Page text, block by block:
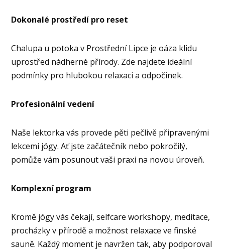
Dokonalé prostředí pro reset
Chalupa u potoka v Prostřední Lipce je oáza klidu
uprostřed nádherné přírody. Zde najdete ideální
podmínky pro hlubokou relaxaci a odpočinek.
Profesionální vedení
Naše lektorka vás provede pěti pečlivě připravenými
lekcemi jógy. Ať jste začátečník nebo pokročilý,
pomůže vám posunout vaši praxi na novou úroveň.
Komplexní program
Kromě jógy vás čekají, selfcare workshopy, meditace,
procházky v přírodě a možnost relaxace ve finské
sauně. Každý moment je navržen tak, aby podporoval